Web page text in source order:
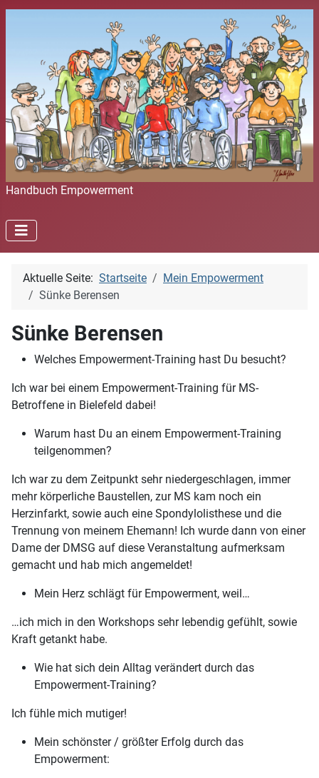
Handbuch Empowerment
Aktuelle Seite: Startseite
Mein Empowerment
Sünke Berensen
Sünke Berensen
Welches Empowerment-Training hast Du besucht?
Ich war bei einem Empowerment-Training für MS-
Betroffene in Bielefeld dabei!
Warum hast Du an einem Empowerment-Training
teilgenommen?
Ich war zu dem Zeitpunkt sehr niedergeschlagen, immer
mehr körperliche Baustellen, zur MS kam noch ein
Herzinfarkt, sowie auch eine Spondylolisthese und die
Trennung von meinem Ehemann! Ich wurde dann von einer
Dame der DMSG auf diese Veranstaltung aufmerksam
gemacht und hab mich angemeldet!
Mein Herz schlägt für Empowerment, weil…
…ich mich in den Workshops sehr lebendig gefühlt, sowie
Kraft getankt habe.
Wie hat sich dein Alltag verändert durch das
Empowerment-Training?
Ich fühle mich mutiger!
Mein schönster / größter Erfolg durch das
Empowerment: